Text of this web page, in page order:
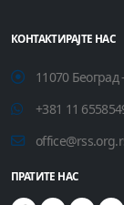
КОНТАКТИРАЈТЕ НАС
11070
+381 11
ПРАТИТЕ НАС